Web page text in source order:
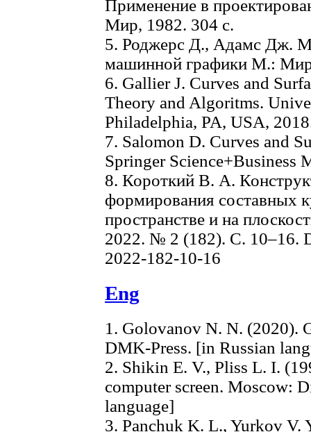
Применение в
Мир, 1982. 304 с.
5. Роджерс Д., Адамс Дж.
машинной графики М.:
6. Gallier J. Curves and
Theory and Algoritms.
Philadelphia, PA, USA,
7. Salomon D. Curves and
Springer Science+Business
8. Короткий В. А.
формирования составных
пространстве и на
2022. № 2 (182). С. 10–16.
2022-182-10-16
Eng
1. Golovanov N. N. (2020).
DMK-Press. [in Russian
2. Shikin E. V., Pliss L. I.
computer screen. Moscow:
language]
3. Panchuk K. L., Yurkov V.